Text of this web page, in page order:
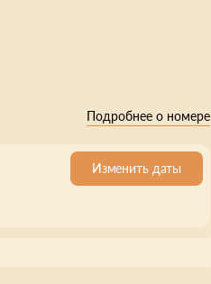
Подробнее о номере
Изменить даты